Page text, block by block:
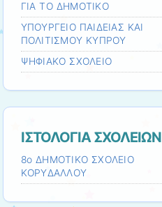
ΓΙΑ ΤΟ ΔΗΜΟΤΙΚΟ
ΥΠΟΥΡΓΕΙΟ ΠΑΙΔΕΙΑΣ ΚΑΙ
ΠΟΛΙΤΙΣΜΟΥ ΚΥΠΡΟΥ
ΨΗΦΙΑΚΟ ΣΧΟΛΕΙΟ
ΙΣΤΟΛΟΓΙA ΣΧΟΛΕΙΩΝ
8ο ΔHMOTIKO ΣΧΟΛΕΙΟ
ΚΟΡΥΔΑΛΛΟΥ